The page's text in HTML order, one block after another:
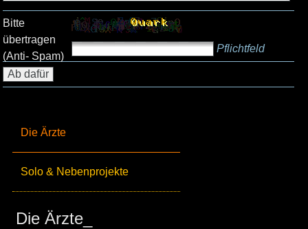
Die Ärzte
Solo & Nebenprojekte
Die Ärzte_
Bitte
übertragen
(Anti- Spam)
Pflichtfeld